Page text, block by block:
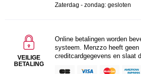
Zaterdag - zondag: gesloten
VEILIGE
BETALING
Online betalingen worden
systeem. Menzzo heeft geen
creditcardgegevens en slaat